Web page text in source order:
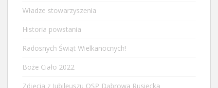
Władze stowarzyszenia
Historia powstania
Radosnych Świąt Wielkanocnych!
Boże Ciało 2022
Zdjęcia z Jubileuszu OSP Dąbrowa Rusiecka